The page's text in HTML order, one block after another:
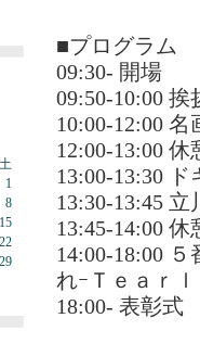
土
1
8
15
22
29
■プログラム
09:30- 開場
09:50-10:00 挨
10:00-12:00
12:00-13:00 休
13:00-13:30
13:30-13:45
13:45-14:00 休
14:00-18:00
れｰＴｅａｒ
18:00- 表彰式